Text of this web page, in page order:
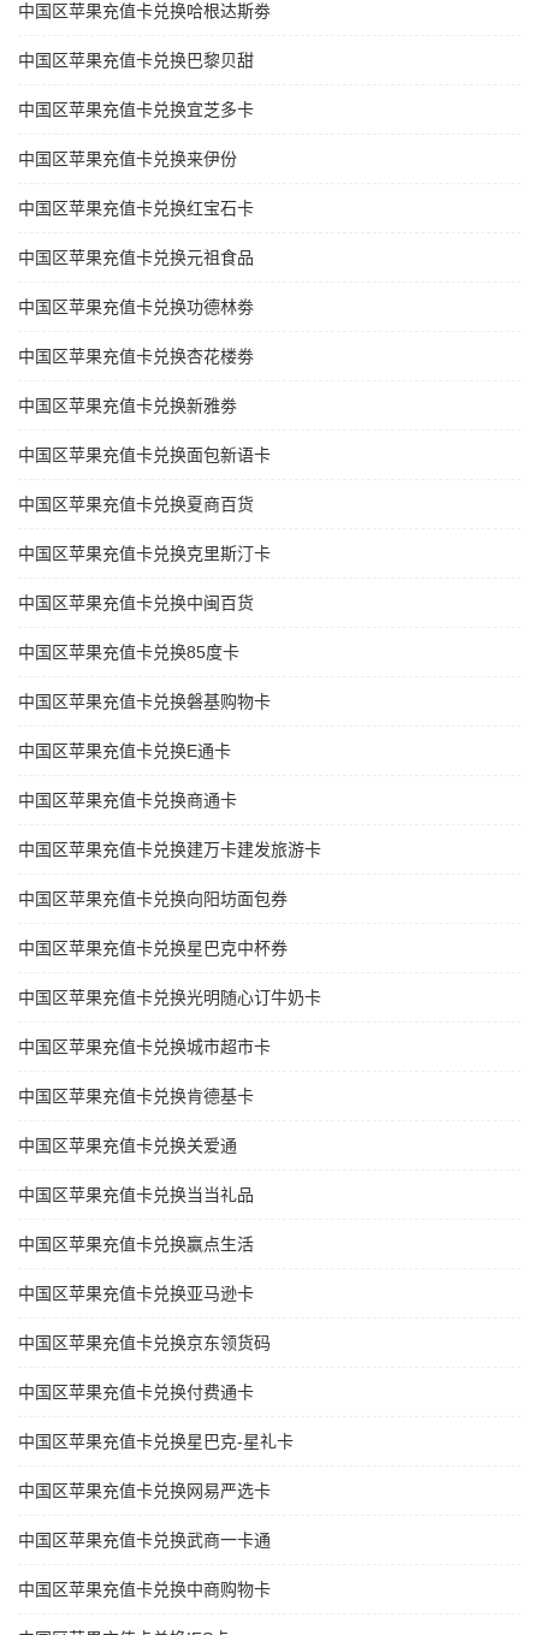
中国区苹果充值卡兑换哈根达斯劵
中国区苹果充值卡兑换巴黎贝甜
中国区苹果充值卡兑换宜芝多卡
中国区苹果充值卡兑换来伊份
中国区苹果充值卡兑换红宝石卡
中国区苹果充值卡兑换元祖食品
中国区苹果充值卡兑换功德林劵
中国区苹果充值卡兑换杏花楼劵
中国区苹果充值卡兑换新雅劵
中国区苹果充值卡兑换面包新语卡
中国区苹果充值卡兑换夏商百货
中国区苹果充值卡兑换克里斯汀卡
中国区苹果充值卡兑换中闽百货
中国区苹果充值卡兑换85度卡
中国区苹果充值卡兑换磐基购物卡
中国区苹果充值卡兑换E通卡
中国区苹果充值卡兑换商通卡
中国区苹果充值卡兑换建万卡建发旅游卡
中国区苹果充值卡兑换向阳坊面包券
中国区苹果充值卡兑换星巴克中杯券
中国区苹果充值卡兑换光明随心订牛奶卡
中国区苹果充值卡兑换城市超市卡
中国区苹果充值卡兑换肯德基卡
中国区苹果充值卡兑换关爱通
中国区苹果充值卡兑换当当礼品
中国区苹果充值卡兑换赢点生活
中国区苹果充值卡兑换亚马逊卡
中国区苹果充值卡兑换京东领货码
中国区苹果充值卡兑换付费通卡
中国区苹果充值卡兑换星巴克-星礼卡
中国区苹果充值卡兑换网易严选卡
中国区苹果充值卡兑换武商一卡通
中国区苹果充值卡兑换中商购物卡